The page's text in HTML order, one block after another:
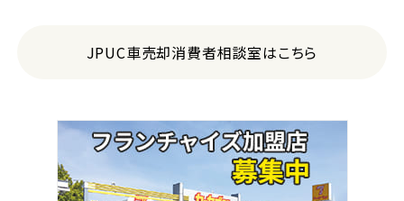
JPUC車売却消費者相談室はこちら